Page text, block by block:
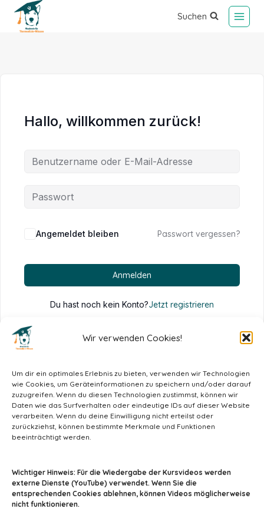
Wir verwenden Cookies!
Um dir ein optimales Erlebnis zu bieten, verwenden wir Technologien
wie Cookies, um Geräteinformationen zu speichern und/oder darauf
zuzugreifen. Wenn du diesen Technologien zustimmst, können wir
Daten wie das Surfverhalten oder eindeutige IDs auf dieser Website
verarbeiten. Wenn du deine Einwilligung nicht erteilst oder
zurückziehst, können bestimmte Merkmale und Funktionen
beeinträchtigt werden.
Wichtiger Hinweis: Für die Wiedergabe der Kursvideos werden
externe Dienste (YouTube) verwendet. Wenn Sie die
entsprechenden Cookies ablehnen, können Videos möglicherweise
nicht funktionieren.
Suchen
Hallo, willkommen zurück!
Alternative:
Angemeldet bleiben Passwort vergessen?
Anmelden
Du hast noch kein Konto?Jetzt registrieren
info@tiermedizin-wissen.de